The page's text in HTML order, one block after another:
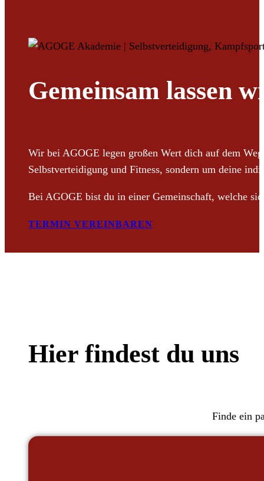
Gemeinsam lassen
Wir bei AGOGE legen großen Wert dich auf dem
Selbstverteidigung und Fitness, sondern um deine
Bei AGOGE bist du in einer Gemeinschaft, welche
TERMIN VEREINBAREN
Hier findest du uns
Finde ein